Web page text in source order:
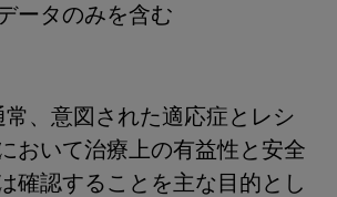
ータのみを含む
常、意図された適応症とレシ
おいて治療上の有益性と安全
確認することを主な目的とし